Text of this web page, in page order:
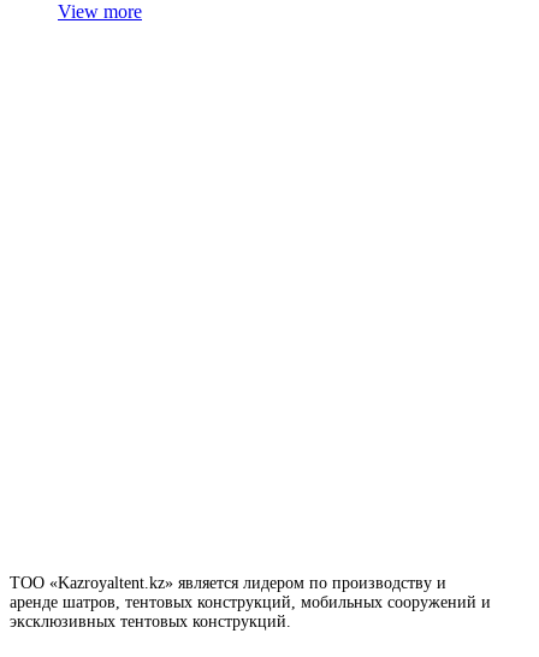
View more
ТОО «Kazroyaltent.kz» является лидером по производству и
аренде шатров, тентовых конструкций, мобильных сооружений и
эксклюзивных тентовых конструкций.